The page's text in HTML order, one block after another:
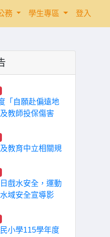
務 學生專區 登入
「自願赴偏遠地
教師投保傷害
教育中立相關規
戲水安全，運動
域安全宣導影
小學115學年度